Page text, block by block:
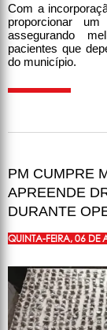
Com a
proporcionar
assegurando
pacientes que
do município.
PM CUMPRE
APREENDE
DURANTE
QUINTA-FEIRA, 06 DE